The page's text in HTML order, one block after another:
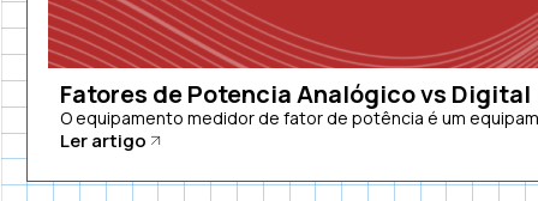
Fatores de Potencia Analógico vs Digital
O equipamento medidor de fator de potência é um
Ler artigo